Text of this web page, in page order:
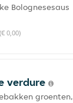
Bolognesesaus
0,00)
verdure
groenten,